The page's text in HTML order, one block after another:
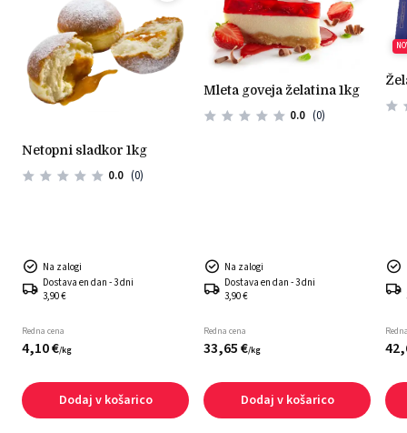
netopni sladkor 1kg
0.0 (0)
Na zalogi
Dostava en dan - 3 dni
3,90 €
Redna cena
4,10€/kg
Dodaj v košarico
mleta goveja želatina 1kg
0.0 (0)
Na zalogi
Dostava en dan - 3 dni
3,90 €
Redna cena
33,65€/kg
Dodaj v košarico
42,